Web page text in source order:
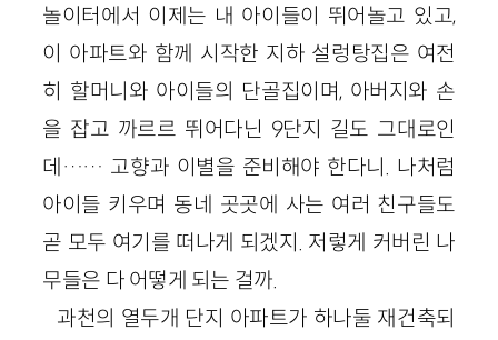
놀이터에서 이제는 내 아이들이 뛰어놀고 있고,
이 아파트와 함께 시작한 지하 설렁탕집은 여전
히 할머니와 아이들의 단골집이며, 아버지와 손
을 잡고 까르르 뛰어다닌 9단지 길도 그대로인
데…… 고향과 이별을 준비해야 한다니. 나처럼
아이들 키우며 동네 곳곳에 사는 여러 친구들도
곧 모두 여기를 떠나게 되겠지. 저렇게 커버린 나
무들은 다 어떻게 되는 걸까.
과천의 열두개 단지 아파트가 하나둘 재건축되